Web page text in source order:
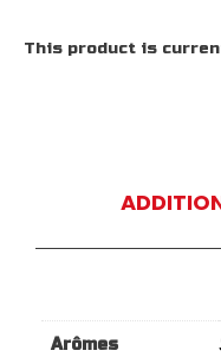
This product is
Arômes